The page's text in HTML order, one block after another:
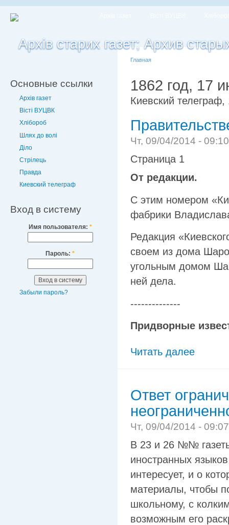
Основные ссылки
Архів газет
Вісті ВУЦВК
Хлібороб
Шлях до волі
Діло
Стрілець
Правда
Киевский телеграф
Вход в систему
Имя пользователя: *
Пароль: *
Забыли пароль?
Главная
1862 год, 17
Киевский
Чт, 09/04/2014 -
Страница 1
От редакции.
С этим номером
фабрики
Редакция
своем из дома
угольным домом
ней дела.
--------------
Придворные
Читать далее
Ответ
Чт, 09/04/2014 -
В 23 и 26 №№
иностранных
интересует, и о
материалы, чтобы
школьному, с
возможным его